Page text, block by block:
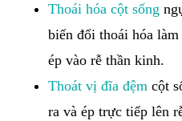
Thoái hóa cột sống
biến đổi thoái hóa
ép vào rễ thần kinh.
Thoát vị đĩa đệm cột
ra và ép trực tiếp lên